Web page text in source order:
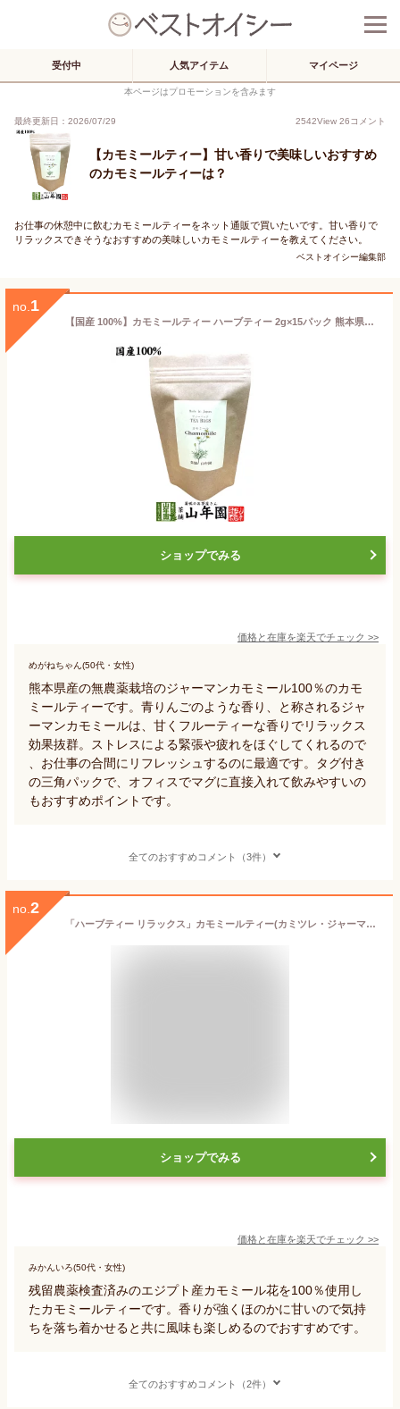
受付中 人気アイテム マイページ
本ページはプロモーションを含みます
最終更新日：2026/07/29 2542View 26コメント
【カモミールティー】甘い香りで美味しいおすすめ
のカモミールティーは？
お仕事の休憩中に飲むカモミールティーをネット通販で買いたいです。甘い香りで
リラックスできそうなおすすめの美味しいカモミールティーを教えてください。
ベストオイシー編集部
no. 1
【国産 100%】カモミールティー ハーブティー 2g×15パック 熊本県産 ノンカフェイン 無農薬 ジャーマンカモミール 送料無料 ティーバッグ ティーパック リーフ カモミール茶 健康茶 妊婦 ダイエット ギフト プレゼント お中元 御中元 お茶 2022 内祝い
ショップでみる
価格と在庫を楽天でチェック >>
めがねちゃん(50代・女性)
熊本県産の無農薬栽培のジャーマンカモミール100％のカモ
ミールティーです。青りんごのような香り、と称されるジャ
ーマンカモミールは、甘くフルーティーな香りでリラックス
効果抜群。ストレスによる緊張や疲れをほぐしてくれるので
、お仕事の合間にリフレッシュするのに最適です。タグ付き
の三角パックで、オフィスでマグに直接入れて飲みやすいの
もおすすめポイントです。
全てのおすすめコメント（3件）
no. 2
「ハーブティー リラックス」カモミールティー(カミツレ・ジャーマン)チャック付新鮮真空パック100g【メール便 送料無料】〈残留農薬検査済み〉ハーブティー 健康茶 通販 通信販売 ネット販売 カモミール かもみーる カミツレ かみつれ 送料無料 お徳用
ショップでみる
価格と在庫を楽天でチェック >>
みかんいろ(50代・女性)
残留農薬検査済みのエジプト産カモミール花を100％使用し
たカモミールティーです。香りが強くほのかに甘いので気持
ちを落ち着かせると共に風味も楽しめるのでおすすめです。
全てのおすすめコメント（2件）